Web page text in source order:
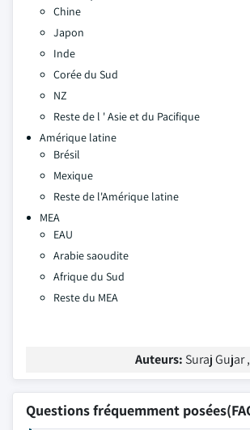
Chine
Japon
Inde
Corée du Sud
NZ
Reste de l ' Asie et du Pacifique
Amérique latine
Brésil
Mexique
Reste de l'Amérique latine
MEA
EAU
Arabie saoudite
Afrique du Sud
Reste du MEA
Auteurs: Suraj Gujar
Questions fréquemment